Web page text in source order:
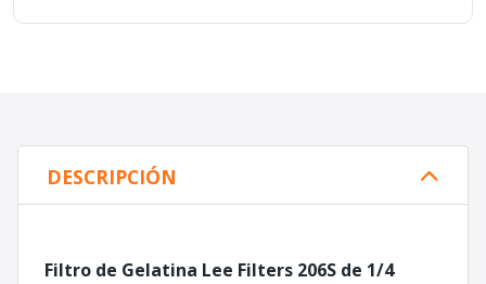
DESCRIPCIÓN
Filtro de Gelatina Lee Filters 206S de 1/4